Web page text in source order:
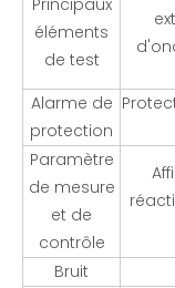
Principaux
éléments
de test
Alarme de
protection
Paramètre
de mesure
et de
contrôle
Bruit